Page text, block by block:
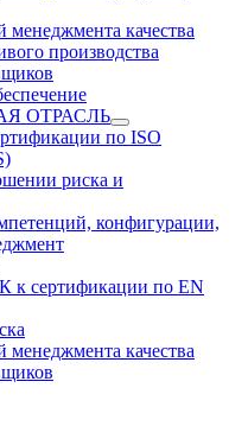
менеджмента качества
производства
ОТРАСЛЬ
по ISO
риска и
конфигурации,
к сертификации по EN
менеджмента качества